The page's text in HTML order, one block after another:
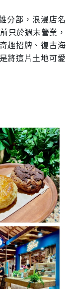
分部，浪漫店名
只於週末營業，
趣招牌、復古海
將這片土地可愛